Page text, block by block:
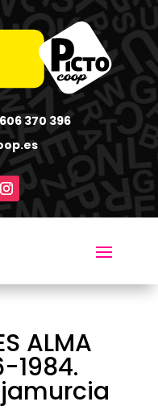
370 396
ALMA
1984.